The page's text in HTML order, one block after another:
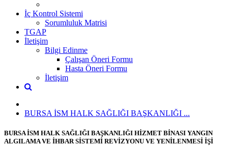
İç Kontrol Sistemi
Sorumluluk Matrisi
TGAP
İletişim
Bilgi Edinme
Çalışan Öneri Formu
Hasta Öneri Formu
İletişim
BURSA İSM HALK SAĞLIĞI BAŞKANLIĞI ...
BURSA İSM HALK SAĞLIĞI BAŞKANLIĞI HİZMET BİNASI YANGIN
ALGILAMA VE İHBAR SİSTEMİ REVİZYONU VE YENİLENMESİ İŞİ